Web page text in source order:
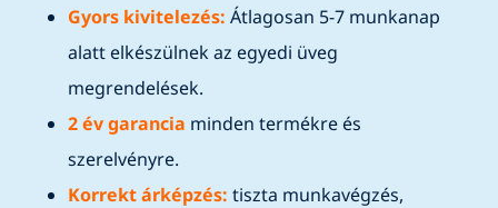
Gyors kivitelezés: Átlagosan 5-7 munkanap
alatt elkészülnek az egyedi üveg
megrendelések.
2 év garancia minden termékre és
szerelvényre.
Korrekt árképzés: tiszta munkavégzés,